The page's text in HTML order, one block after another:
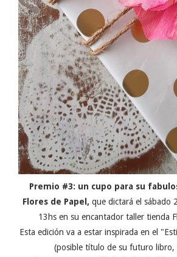
Premio #3: un cupo para su
Flores de Papel, que dictará el sábado
13hs en su encantador taller tienda
Esta edición va a estar inspirada en el
(posible título de su futuro libro,